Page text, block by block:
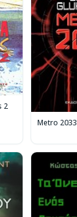
2
Metro 2033